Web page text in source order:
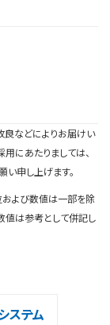
良などによりお届けい
にあたりましては、
申し上げます。
よび数値は一部を除
値は参考として併記し
ステム